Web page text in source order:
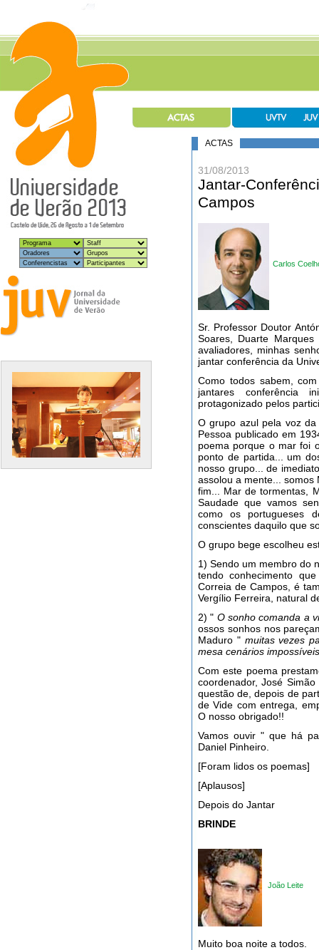
ACTAS
31/08/2013
Jantar-
Campos
Carlos
Sr. Professor Doutor
Soares, Duarte
avaliadores, minhas
jantar conferência da
Como todos sabem,
jantares conferência
protagonizado pelos
O grupo azul pela voz
Pessoa publicado em
poema porque o mar foi
ponto de partida... um
nosso grupo... de
assolou a mente... somos
fim... Mar de tormentas,
Saudade que vamos
como os portugueses
conscientes daquilo que
O grupo bege escolheu
1) Sendo um membro do
tendo conhecimento
Correia de Campos, é
Vergílio Ferreira, natural
2) " O sonho comanda a
ossos sonhos nos
Maduro "muitas vezes
mesa cenários
Com este poema
coordenador, José
questão de, depois de
de Vide com entrega,
O nosso obrigado!!
Vamos ouvir " que há
Daniel Pinheiro.
[Foram lidos os poemas]
[Aplausos]
Depois do Jantar
BRINDE
João Leite
Muito boa noite a todos.